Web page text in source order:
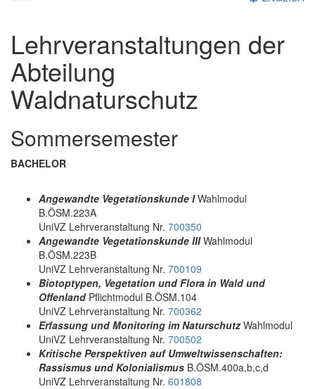
Lehrveranstaltungen der
Abteilung
Waldnaturschutz
Sommersemester
BACHELOR
Angewandte Vegetationskunde IWahlmodul
B.ÖSM.223A
UniVZ Lehrveranstaltung Nr. 700350
Angewandte Vegetationskunde IIIWahlmodul
B.ÖSM.223B
UniVZ Lehrveranstaltung Nr. 700109
Biotoptypen, Vegetation und Flora in Wald und
OffenlandPflichtmodul B.ÖSM.104
UniVZ Lehrveranstaltung Nr. 700362
Erfassung und Monitoring im NaturschutzWahlmodul
UniVZ Lehrveranstaltung Nr. 700502
Kritische Perspektiven auf Umweltwissenschaften:
Rassismus und Kolonialismus B.ÖSM.400a,b,c,d
UniVZ Lehrveranstaltung Nr. 601808